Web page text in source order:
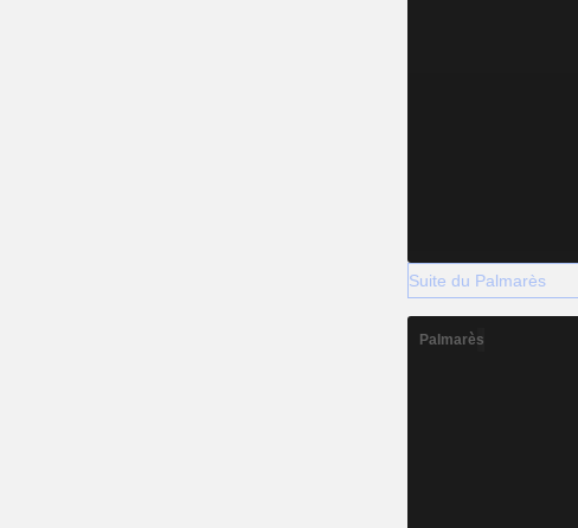
Suite du Palmarès
Palmarès